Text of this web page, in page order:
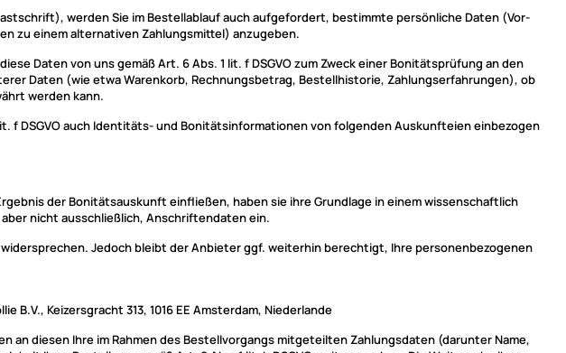
werden Sie im Bestellablauf auch aufgefordert, bestimmte persönliche Daten (Vor-
zu einem alternativen Zahlungsmittel) anzugeben.
Daten von uns gemäß Art. 6 Abs. 1 lit. f DSGVO zum Zweck einer Bonitätsprüfung an den
Daten (wie etwa Warenkorb, Rechnungsbetrag, Bestellhistorie, Zahlungserfahrungen), ob
werden kann.
f DSGVO auch Identitäts- und Bonitätsinformationen von folgenden Auskunfteien einbezogen
der Bonitätsauskunft einfließen, haben sie ihre Grundlage in einem wissenschaftlich
nicht ausschließlich, Anschriftendaten ein.
Jedoch bleibt der Anbieter ggf. weiterhin berechtigt, Ihre personenbezogenen
Keizersgracht 313, 1016 EE Amsterdam, Niederlande
diesen Ihre im Rahmen des Bestellvorgangs mitgeteilten Zahlungsdaten (darunter Name,